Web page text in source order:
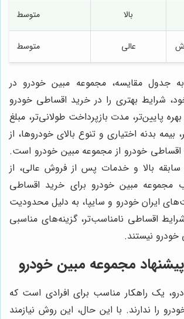
بالا متوسط
عالی متوسط
جدول مقایسه، مجموعه مبین خودرو در
شرایط بهتری را در خرید اقساطی خودرو
پایین‌تر، مدت بازپرداخت طولانی‌تر، مبلغ
بدنه اختیاری و تنوع بالای خودروها، از
اقساطی خودرو از مجموعه مبین خودرو است.
سابقه بالا و خدمات پس از فروش عالی، از
مجموعه مبین خودرو برای خرید اقساطی
ایران خودرو و سایپا، به دلیل محدودیت
اقساطی نامناسب‌تر، گزینه‌های مناسبی
نیستند.
مجموعه مبین خودرو
یک راهکار مناسب برای افرادی است که
را ندارند. با این حال، این روش نیازمند